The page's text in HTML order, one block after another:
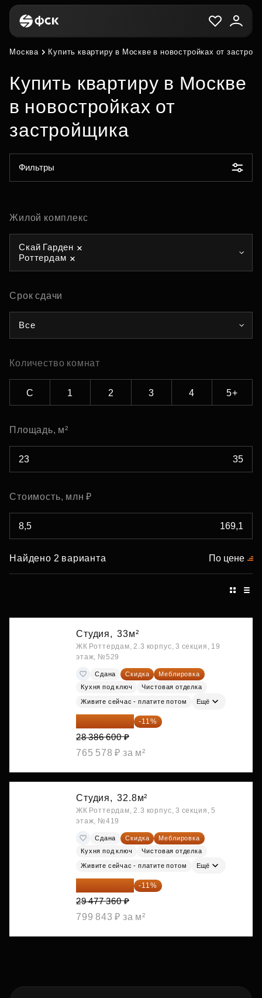
Москва Купить квартиру в Москве в новостройках от
Купить квартиру в Москве
в новостройках от
застройщика
Фильтры
Жилой комплекс
Скай Гарден
Роттердам
Срок сдачи
Все
Количество комнат
С 1 2 3 4 5+
Площадь, м²
Стоимость, млн ₽
Найдено 2 варианта По цене
Студия, 33м²
ЖК Роттердам, 2.3 корпус, 3 секция, 19
этаж, №529
Сдана Скидка
Меблировка
Кухня под ключ
Чистовая отделка
Живите сейчас - платите потом Ещё
25 264 074 ₽ -11%
28 386 600 ₽
765 578 ₽ за м²
Студия, 32.8м²
ЖК Роттердам, 2.3 корпус, 3 секция, 5
этаж, №419
Сдана Скидка
Меблировка
Кухня под ключ
Чистовая отделка
Живите сейчас - платите потом Ещё
26 234 850 ₽ -11%
29 477 360 ₽
799 843 ₽ за м²